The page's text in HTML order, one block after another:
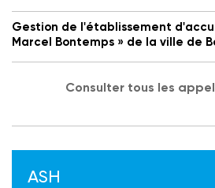
Gestion de l'établissement
Marcel Bontemps » de la ville de
Consulter tous les
ASH